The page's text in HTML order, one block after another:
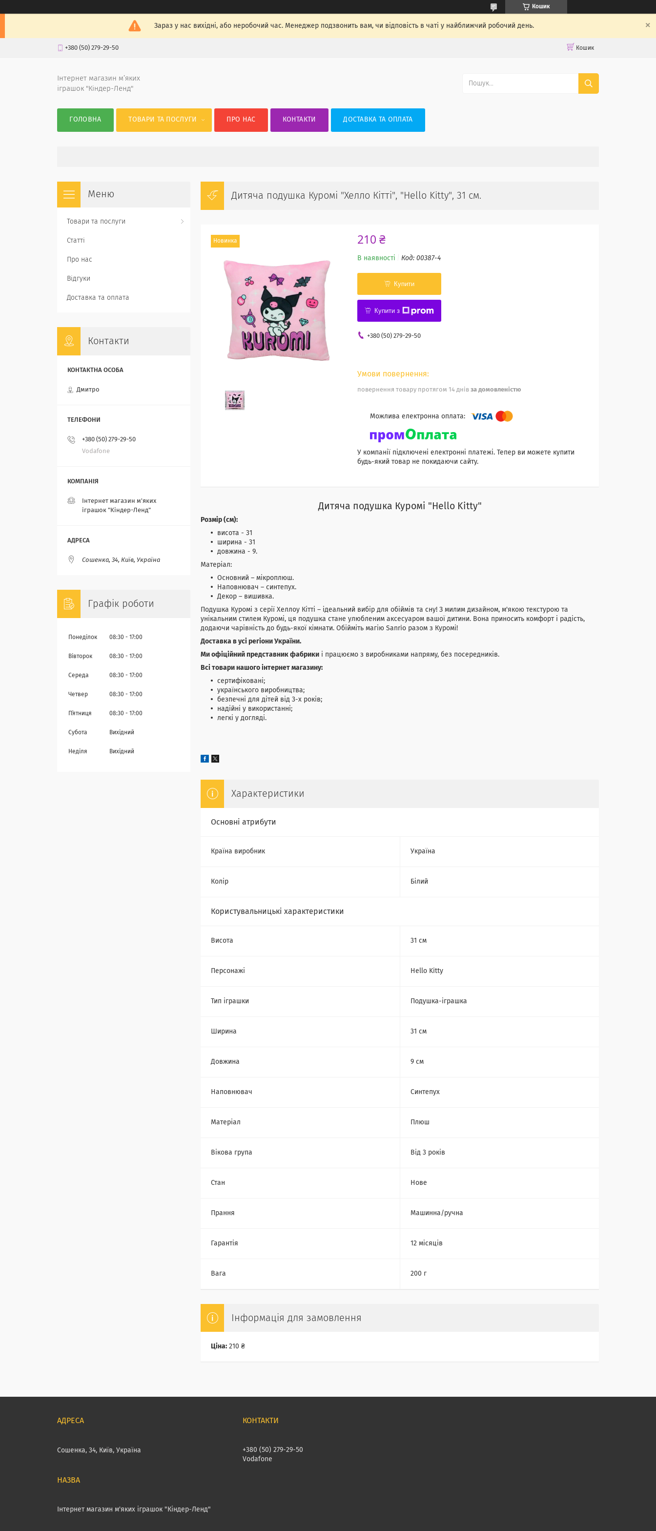
Кошик
Зараз у нас вихідні, або неробочий час. Менеджер подзвонить вам, чи відповість в чаті у найближчий робочий день.
+380 (50) 279-29-50 Кошик
Інтернет магазин м’яких
іграшок "Кіндер-Ленд"
ГОЛОВНА ТОВАРИ ТА ПОСЛУГИ ПРО НАС КОНТАКТИ ДОСТАВКА ТА ОПЛАТА
Дитяча подушка Куромі "Хелло Кітті", "Hello Kitty", 31 см.
Новинка 210 ₴
В наявності Код: 00387-4
Купити
Купити з
+380 (50) 279-29-50
повернення товару протягом 14 днів за домовленістю
У компанії підключені електронні платежі. Тепер ви можете купити
будь-який товар не покидаючи сайту.
Дитяча подушка Куромі "Hello Kitty"
Розмір (см):
висота - 31
ширина - 31
довжина - 9.
Матеріал:
Основний – мікроплюш.
Наповнювач – синтепух.
Декор – вишивка.
Подушка Куромі з серії Хеллоу Кітті – ідеальний вибір для обіймів та сну! З милим дизайном, м'якою текстурою та
унікальним стилем Куромі, ця подушка стане улюбленим аксесуаром вашої дитини. Вона приносить комфорт і радість,
додаючи чарівність до будь-якої кімнати. Обійміть магію Sanrio разом з Куромі!
Доставка в усі регіони України.
Ми офіційний представник фабрики і працюємо з виробниками напряму, без посередників.
Всі товари нашого інтернет магазину:
сертифіковані;
українського виробництва;
безпечні для дітей від 3-х років;
надійні у використанні;
легкі у догляді.
Характеристики
Основні атрибути
Країна виробник Україна
Колір Білий
Користувальницькі характеристики
Висота 31 см
Персонажі Hello Kitty
Тип іграшки Подушка-іграшка
Ширина 31 см
Довжина 9 см
Наповнювач Синтепух
Матеріал Плюш
Вікова група Від 3 років
Стан Нове
Прання Машинна/ручна
Гарантія 12 місяців
Вага 200 г
Інформація для замовлення
Ціна: 210 ₴
Товари та послуги
Статті
Про нас
Відгуки
Доставка та оплата
Контакти
Дмитро
+380 (50) 279-29-50
Vodafone
Інтернет магазин м'яких
іграшок "Кіндер-Ленд"
Сошенка, 34, Київ, Україна
Графік роботи
Понеділок 08:30 17:00
Вівторок 08:30 17:00
Середа 08:30 17:00
Четвер 08:30 17:00
Пʼятниця 08:30 17:00
Субота Вихідний
Неділя Вихідний
Сошенка, 34, Київ, Україна
Інтернет магазин м'яких іграшок "Кіндер-Ленд"
+380 (50) 279-29-50
Vodafone